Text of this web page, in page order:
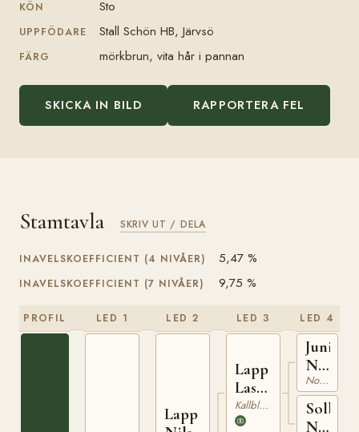
KÖN Sto
UPPFÖDARE Stall Schön HB, Järvsö
FÄRG mörkbrun, vita hår i pannan
SKICKA IN BILD RAPPORTERA FEL
Stamtavla SKRIV UT / DELA
INAVELSKOEFFICIENT (4 NIVÅER) 5,47 %
INAVELSKOEFFICIENT (7 NIVÅER) 9,75 %
PROFIL LED 1 LED 2
Lapp
LED 3
Lapp
Lasse
NT
79
Kallblodig Travare
LED 4
Junius
NT
24Nordsvensk Brukshäst
NT